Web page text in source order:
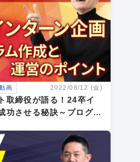
画 2022/08/12 (金)
取締役が語る！24卒イ
功させる秘訣～プログラ